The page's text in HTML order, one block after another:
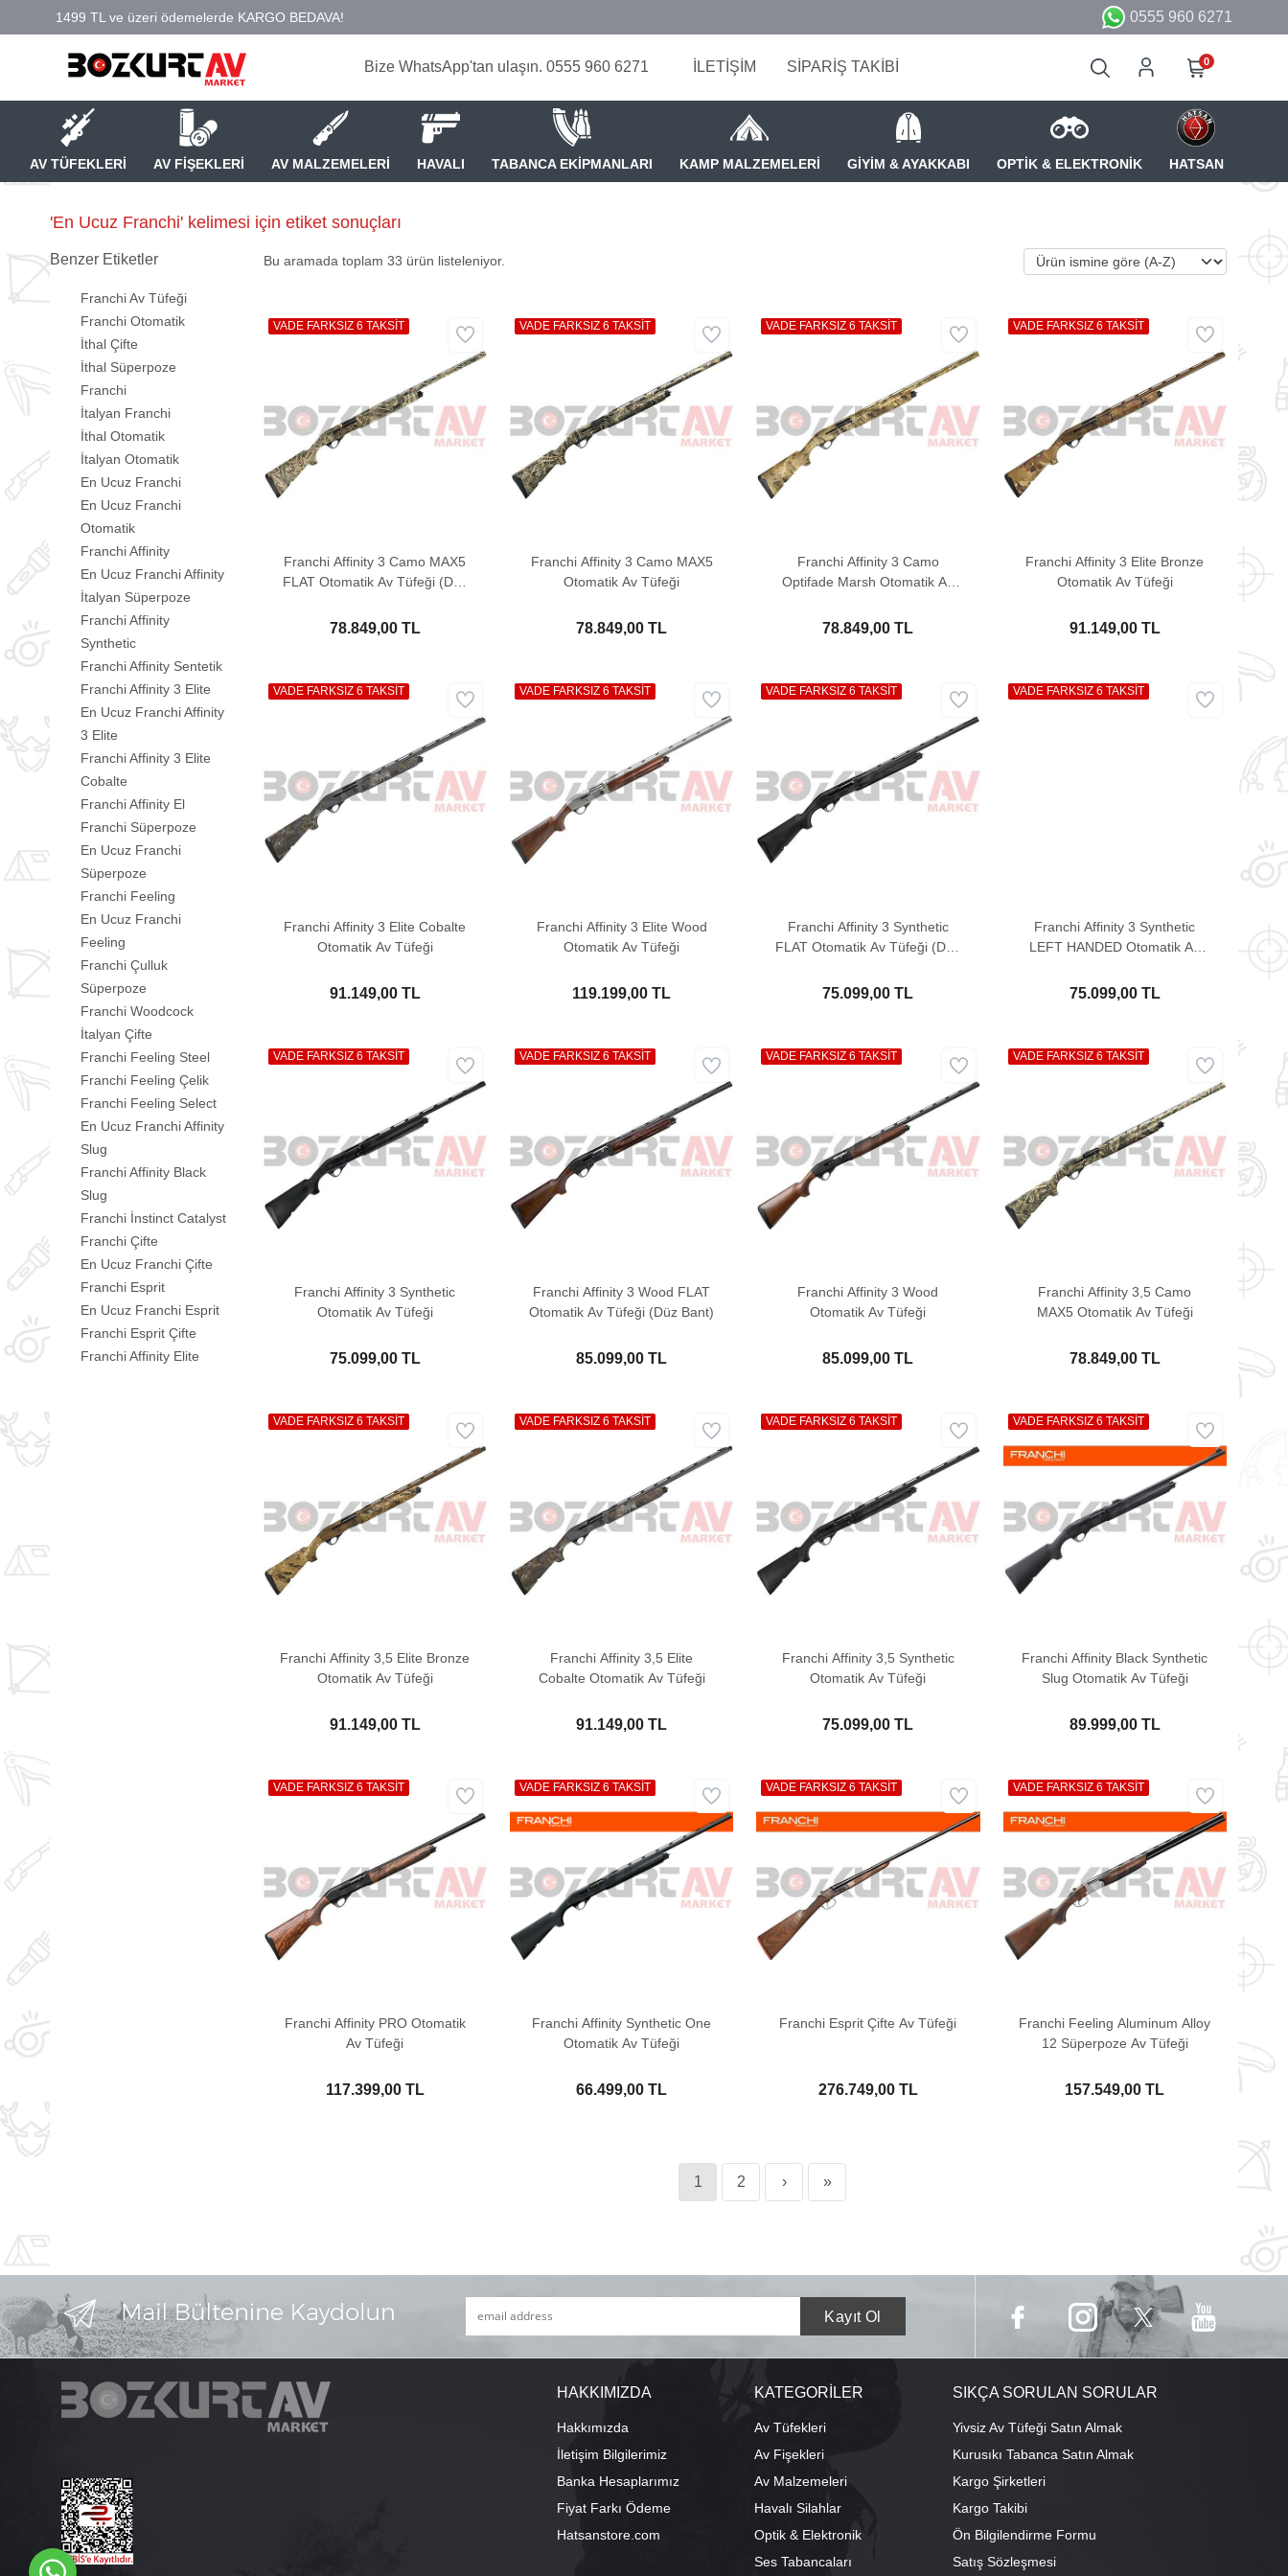
0555 960 6271
Bize WhatsApp'tan ulaşın. 0555 960 6271 İLETİŞİM SİPARİŞ TAKİBİ 0
AV TÜFEKLERİ AV FİŞEKLERİ AV MALZEMELERİ HAVALI TABANCA EKİPMANLARI KAMP MALZEMELERİ GİYİM & AYAKKABI OPTİK & ELEKTRONİK HATSAN
'En Ucuz Franchi' kelimesi için etiket sonuçları
Benzer Etiketler
Franchi Av Tüfeği
Franchi Otomatik
İthal Çifte
İthal Süperpoze
Franchi
İtalyan Franchi
İthal Otomatik
İtalyan Otomatik
En Ucuz Franchi
En Ucuz Franchi
Otomatik
Franchi Affinity
En Ucuz Franchi Affinity
İtalyan Süperpoze
Franchi Affinity
Synthetic
Franchi Affinity Sentetik
Franchi Affinity 3 Elite
En Ucuz Franchi Affinity
3 Elite
Franchi Affinity 3 Elite
Cobalte
Franchi Affinity El
Franchi Süperpoze
En Ucuz Franchi
Süperpoze
Franchi Feeling
En Ucuz Franchi
Feeling
Franchi Çulluk
Süperpoze
Franchi Woodcock
İtalyan Çifte
Franchi Feeling Steel
Franchi Feeling Çelik
Franchi Feeling Select
En Ucuz Franchi Affinity
Slug
Franchi Affinity Black
Slug
Franchi İnstinct Catalyst
Franchi Çifte
En Ucuz Franchi Çifte
Franchi Esprit
En Ucuz Franchi Esprit
Franchi Esprit Çifte
Franchi Affinity Elite
Bu aramada toplam 33 ürün listeleniyor.
Franchi Affinity 3 Camo MAX5
FLAT Otomatik Av Tüfeği (Düz
78.849,00 TL
VADE FARKSIZ 6 TAKSİT
Franchi Affinity 3 Camo MAX5
Otomatik Av Tüfeği
78.849,00 TL
VADE FARKSIZ 6 TAKSİT
Franchi Affinity 3 Camo
Optifade Marsh Otomatik Av
78.849,00 TL
VADE FARKSIZ 6 TAKSİT
Franchi Affinity 3 Elite Bronze
Otomatik Av Tüfeği
91.149,00 TL
VADE FARKSIZ 6 TAKSİT
Franchi Affinity 3 Elite Cobalte
Otomatik Av Tüfeği
91.149,00 TL
VADE FARKSIZ 6 TAKSİT
Franchi Affinity 3 Elite Wood
Otomatik Av Tüfeği
119.199,00 TL
VADE FARKSIZ 6 TAKSİT
Franchi Affinity 3 Synthetic
FLAT Otomatik Av Tüfeği (Düz
75.099,00 TL
VADE FARKSIZ 6 TAKSİT
Franchi Affinity 3 Synthetic
LEFT HANDED Otomatik Av
75.099,00 TL
VADE FARKSIZ 6 TAKSİT
Franchi Affinity 3 Synthetic
Otomatik Av Tüfeği
75.099,00 TL
VADE FARKSIZ 6 TAKSİT
Franchi Affinity 3 Wood FLAT
Otomatik Av Tüfeği (Düz Bant)
85.099,00 TL
VADE FARKSIZ 6 TAKSİT
Franchi Affinity 3 Wood
Otomatik Av Tüfeği
85.099,00 TL
VADE FARKSIZ 6 TAKSİT
Franchi Affinity 3,5 Camo
MAX5 Otomatik Av Tüfeği
78.849,00 TL
VADE FARKSIZ 6 TAKSİT
Franchi Affinity 3,5 Elite Bronze
Otomatik Av Tüfeği
91.149,00 TL
VADE FARKSIZ 6 TAKSİT
Franchi Affinity 3,5 Elite
Cobalte Otomatik Av Tüfeği
91.149,00 TL
VADE FARKSIZ 6 TAKSİT
Franchi Affinity 3,5 Synthetic
Otomatik Av Tüfeği
75.099,00 TL
VADE FARKSIZ 6 TAKSİT
Franchi Affinity Black Synthetic
Slug Otomatik Av Tüfeği
89.999,00 TL
VADE FARKSIZ 6 TAKSİT
Franchi Affinity PRO Otomatik
Av Tüfeği
117.399,00 TL
VADE FARKSIZ 6 TAKSİT
Franchi Affinity Synthetic One
Otomatik Av Tüfeği
66.499,00 TL
VADE FARKSIZ 6 TAKSİT
Franchi Esprit Çifte Av Tüfeği
276.749,00 TL
VADE FARKSIZ 6 TAKSİT
Franchi Feeling Aluminum Alloy
12 Süperpoze Av Tüfeği
157.549,00 TL
VADE FARKSIZ 6 TAKSİT
1 2 › »
HAKKIMIZDA
Hakkımızda
İletişim Bilgilerimiz
Banka Hesaplarımız
Fiyat Farkı Ödeme
Hatsanstore.com
KATEGORİLER
Av Tüfekleri
Av Fişekleri
Av Malzemeleri
Havalı Silahlar
Optik & Elektronik
Ses Tabancaları
SIKÇA SORULAN SORULAR
Yivsiz Av Tüfeği Satın Almak
Kurusıkı Tabanca Satın Almak
Kargo Şirketleri
Kargo Takibi
Ön Bilgilendirme Formu
Satış Sözleşmesi